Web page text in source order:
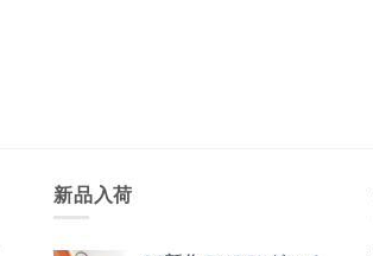
新品入荷